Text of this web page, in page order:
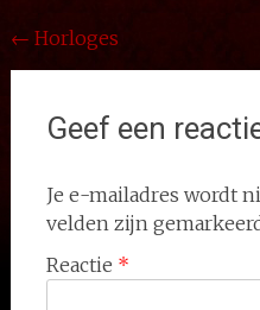
Bericht
navigatie
← Horloges
Geef een
Je e-mailadres wordt
velden zijn
Reactie *